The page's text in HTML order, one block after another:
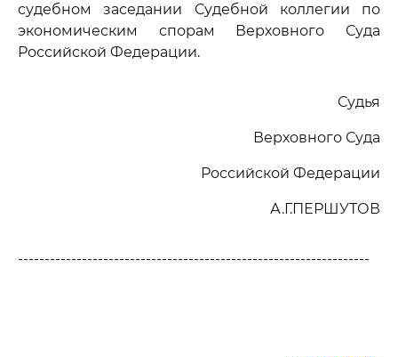
судебном заседании Судебной коллегии по
экономическим спорам Верховного Суда
Российской Федерации.
Судья
Верховного Суда
Российской Федерации
А.Г.ПЕРШУТОВ
------------------------------------------------------------------